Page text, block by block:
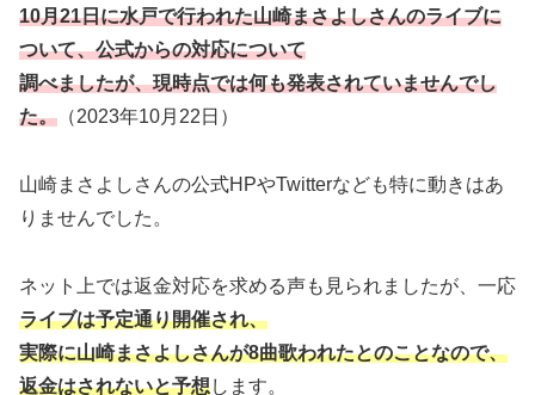
10月21日に水戸で行われた山崎まさよしさんのライブに
ついて、公式からの対応について
調べましたが、現時点では何も発表されていませんでし
た。 （2023年10月22日）
山崎まさよしさんの公式HPやTwitterなども特に動きはあ
りませんでした。
ネット上では返金対応を求める声も見られましたが、一応
ライブは予定通り開催され、
実際に山崎まさよしさんが8曲歌われたとのことなので、
返金はされないと予想します。